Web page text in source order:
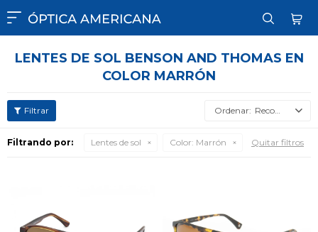

LENTES DE SOL BENSON AND THOMAS EN
COLOR MARRÓN
Recomendados
Filtrando por: Lentes de sol Color: Marrón Quitar filtros